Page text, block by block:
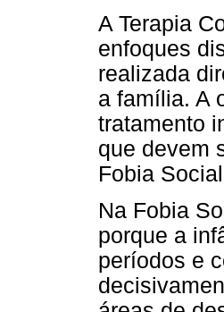
A Terapia
enfoques
realizada
a família. A
tratamento
que devem
Fobia
Na Fobia
porque a
períodos e